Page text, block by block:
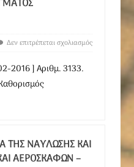
Δεν επιτρέπεται σχολιασμός
2016 ] Αριθμ. 3133.
ΝΑΎΛΩΣΗΣ ΚΑΙ
ΑΕΡΟΣΚΑΦΏΝ –